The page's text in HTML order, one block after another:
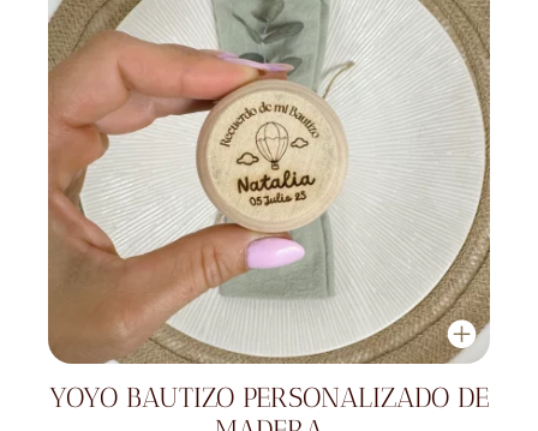
YOYO BAUTIZO PERSONALIZADO DE